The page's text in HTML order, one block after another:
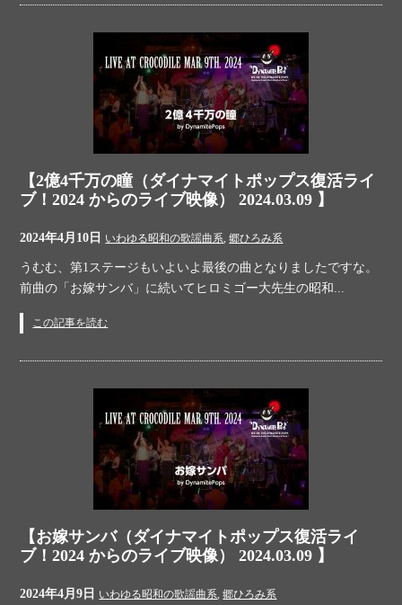
【2億4千万の瞳（ダイナマイトポップス復活ライ
ブ！2024 からのライブ映像） 2024.03.09 】
2024年4月10日 いわゆる昭和の歌謡曲系,郷ひろみ系
うむむ、第1ステージもいよいよ最後の曲となりましたですな。
前曲の「お嫁サンバ」に続いてヒロミゴー大先生の昭和...
この記事を読む
【お嫁サンバ（ダイナマイトポップス復活ライ
ブ！2024 からのライブ映像） 2024.03.09 】
2024年4月9日 いわゆる昭和の歌謡曲系,郷ひろみ系